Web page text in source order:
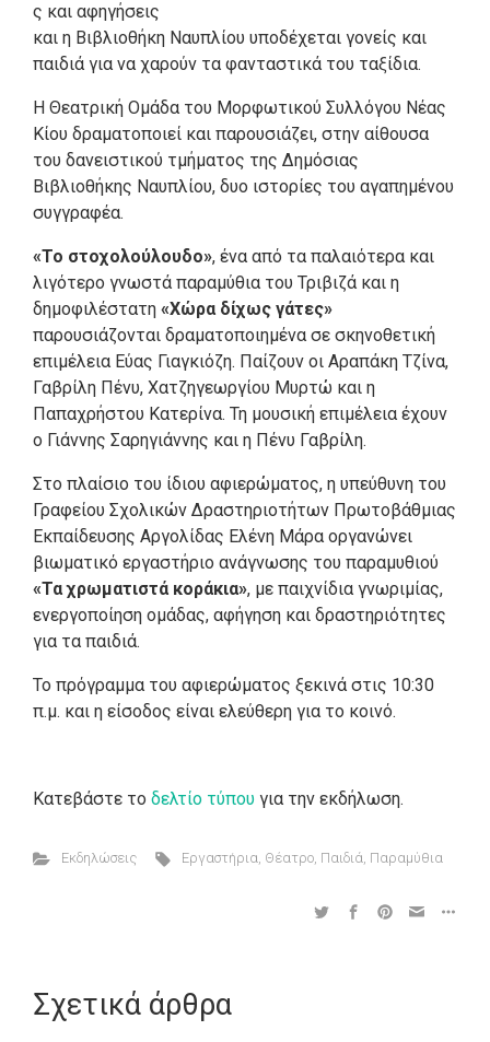
ς και αφηγήσεις
και η Βιβλιοθήκη Ναυπλίου υποδέχεται γονείς και
παιδιά για να χαρούν τα φανταστικά του ταξίδια.
Η Θεατρική Ομάδα του Μορφωτικού Συλλόγου Νέας
Κίου δραματοποιεί και παρουσιάζει, στην αίθουσα
του δανειστικού τμήματος της Δημόσιας
Βιβλιοθήκης Ναυπλίου, δυο ιστορίες του αγαπημένου
συγγραφέα.
«Το στοχολούλουδο», ένα από τα παλαιότερα και
λιγότερο γνωστά παραμύθια του Τριβιζά και η
δημοφιλέστατη «Χώρα δίχως γάτες»
παρουσιάζονται δραματοποιημένα σε σκηνοθετική
επιμέλεια Εύας Γιαγκιόζη. Παίζουν οι Αραπάκη Τζίνα,
Γαβρίλη Πένυ, Χατζηγεωργίου Μυρτώ και η
Παπαχρήστου Κατερίνα. Τη μουσική επιμέλεια έχουν
ο Γιάννης Σαρηγιάννης και η Πένυ Γαβρίλη.
Στο πλαίσιο του ίδιου αφιερώματος, η υπεύθυνη του
Γραφείου Σχολικών Δραστηριοτήτων Πρωτοβάθμιας
Εκπαίδευσης Αργολίδας Ελένη Μάρα οργανώνει
βιωματικό εργαστήριο ανάγνωσης του παραμυθιού
«Τα χρωματιστά κοράκια», με παιχνίδια γνωριμίας,
ενεργοποίηση ομάδας, αφήγηση και δραστηριότητες
για τα παιδιά.
Το πρόγραμμα του αφιερώματος ξεκινά στις 10:30
π.μ. και η είσοδος είναι ελεύθερη για το κοινό.
Κατεβάστε το δελτίο τύπου για την εκδήλωση.
Εκδηλώσεις Εργαστήρια, Θέατρο, Παιδιά, Παραμύθια
Σχετικά άρθρα